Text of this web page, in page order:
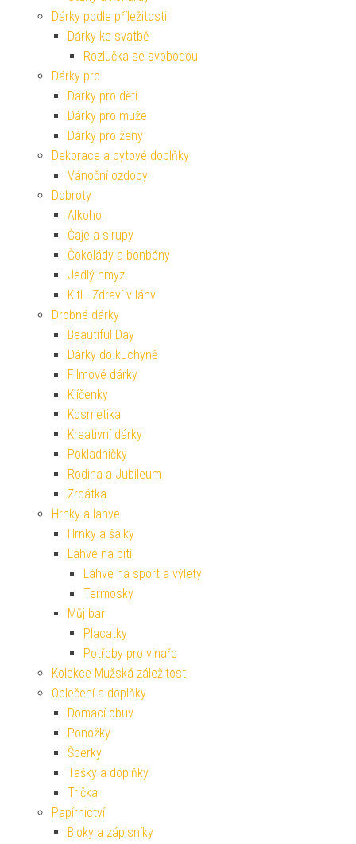
Dárky podle příležitosti
Dárky ke svatbě
Rozlučka se svobodou
Dárky pro
Dárky pro děti
Dárky pro muže
Dárky pro ženy
Dekorace a bytové doplňky
Vánoční ozdoby
Dobroty
Alkohol
Čaje a sirupy
Čokolády a bonbóny
Jedlý hmyz
Kitl - Zdraví v láhvi
Drobné dárky
Beautiful Day
Dárky do kuchyně
Filmové dárky
Klíčenky
Kosmetika
Kreativní dárky
Pokladničky
Rodina a Jubileum
Zrcátka
Hrnky a lahve
Hrnky a šálky
Lahve na pití
Láhve na sport a výlety
Termosky
Můj bar
Placatky
Potřeby pro vinaře
Kolekce Mužská záležitost
Oblečení a doplňky
Domácí obuv
Ponožky
Šperky
Tašky a doplňky
Trička
Papírnictví
Bloky a zápisníky